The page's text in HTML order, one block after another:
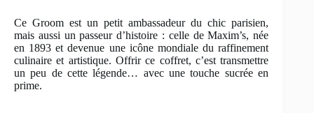
Ce Groom est un petit ambassadeur du chic parisien,
mais aussi un passeur d’histoire : celle de Maxim’s, née
en 1893 et devenue une icône mondiale du raffinement
culinaire et artistique. Offrir ce coffret, c’est transmettre
un peu de cette légende… avec une touche sucrée en
prime.